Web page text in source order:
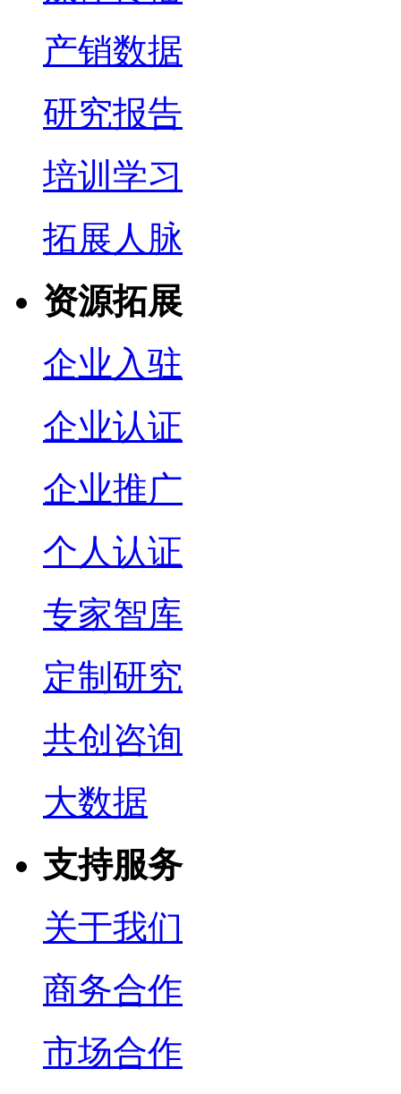
产销数据
研究报告
培训学习
拓展人脉
资源拓展
企业入驻
企业认证
企业推广
个人认证
专家智库
定制研究
共创咨询
大数据
支持服务
关于我们
商务合作
市场合作